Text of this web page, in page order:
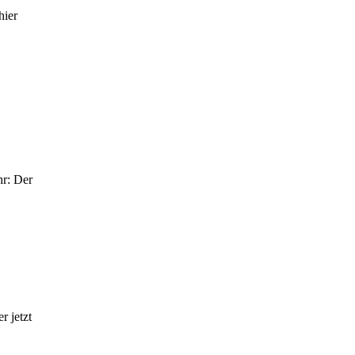
Der
jetzt